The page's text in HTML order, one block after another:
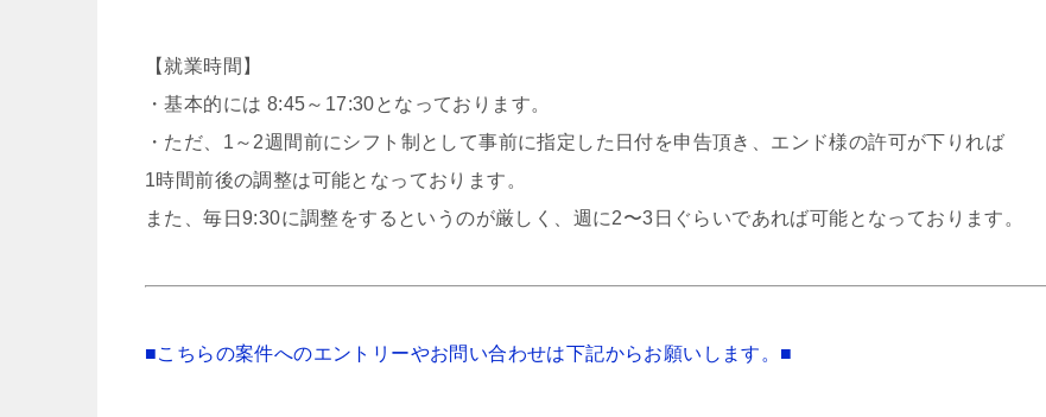
【就業時間】
・基本的には 8:45～17:30となっております。
・ただ、1～2週間前にシフト制として事前に指定した日付を申告頂き、エンド様の許可が下りれば
1時間前後の調整は可能となっております。
また、毎日9:30に調整をするというのが厳しく、週に2〜3日ぐらいであれば可能となっております。
■こちらの案件へのエントリーやお問い合わせは下記からお願いします。■